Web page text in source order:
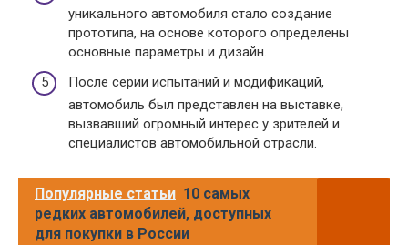
уникального автомобиля стало создание
прототипа, на основе которого определены
основные параметры и дизайн.
После серии испытаний и модификаций,
автомобиль был представлен на выставке,
вызвавший огромный интерес у зрителей и
специалистов автомобильной отрасли.
Популярные статьи 10 самых
редких автомобилей, доступных
для покупки в России